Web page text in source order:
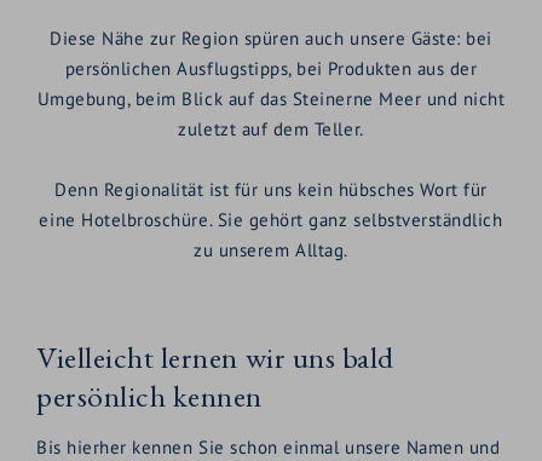
Diese Nähe zur Region spüren auch unsere Gäste: bei
persönlichen Ausflugstipps, bei Produkten aus der
Umgebung, beim Blick auf das Steinerne Meer und nicht
zuletzt auf dem Teller.
Denn Regionalität ist für uns kein hübsches Wort für
eine Hotelbroschüre. Sie gehört ganz selbstverständlich
zu unserem Alltag.
Vielleicht lernen wir uns bald
persönlich kennen
Bis hierher kennen Sie schon einmal unsere Namen und